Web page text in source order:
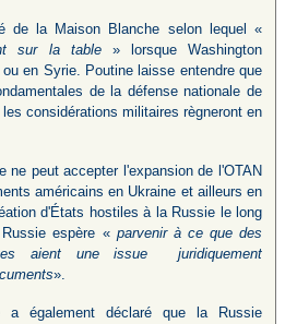
de la Maison Blanche selon lequel «
sur la table» lorsque Washington
en Syrie. Poutine laisse entendre que
de la défense nationale de
considérations militaires règneront en
ne peut accepter l'expansion de l'OTAN
américains en Ukraine et ailleurs en
d'États hostiles à la Russie le long
espère « parvenir à ce que des
aient une issue juridiquement
».
a également déclaré que la Russie